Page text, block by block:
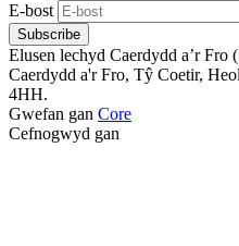
E-bost
Subscribe
Elusen lechyd Caerdydd a’r
Caerdydd a'r Fro, Tŷ Coetir,
4HH.
Gwefan gan Core
Cefnogwyd gan